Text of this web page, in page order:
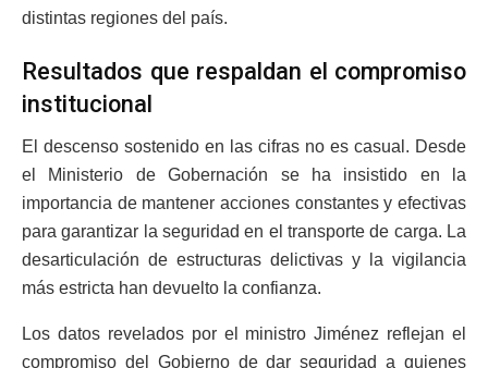
distintas regiones del país.
Resultados que respaldan el compromiso
institucional
El descenso sostenido en las cifras no es casual. Desde
el Ministerio de Gobernación se ha insistido en la
importancia de mantener acciones constantes y efectivas
para garantizar la seguridad en el transporte de carga. La
desarticulación de estructuras delictivas y la vigilancia
más estricta han devuelto la confianza.
Los datos revelados por el ministro Jiménez reflejan el
compromiso del Gobierno de dar seguridad a quienes